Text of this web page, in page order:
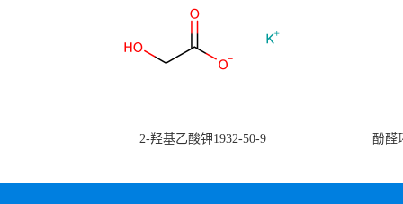
2-羟基乙酸钾1932-50-9 酚醛